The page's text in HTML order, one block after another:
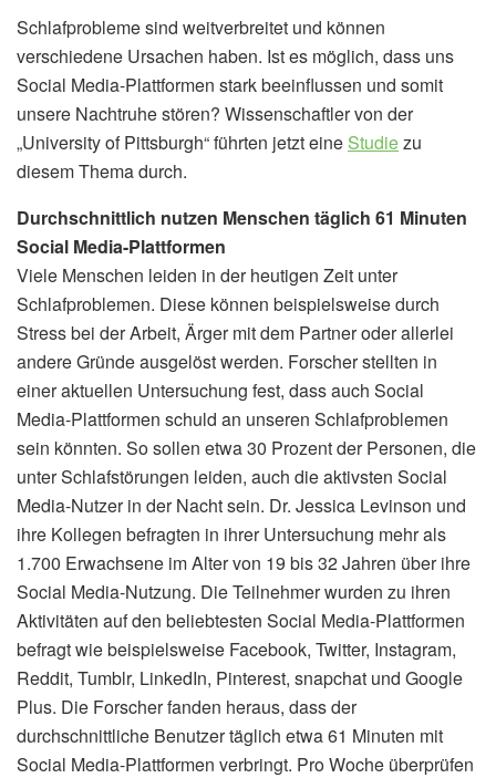
Schlafprobleme sind weitverbreitet und können
verschiedene Ursachen haben. Ist es möglich, dass uns
Social Media-Plattformen stark beeinflussen und somit
unsere Nachtruhe stören? Wissenschaftler von der
„University of Pittsburgh“ führten jetzt eine Studiezu
diesem Thema durch.
Durchschnittlich nutzen Menschen täglich 61 Minuten
Social Media-Plattformen
Viele Menschen leiden in der heutigen Zeit unter
Schlafproblemen. Diese können beispielsweise durch
Stress bei der Arbeit, Ärger mit dem Partner oder allerlei
andere Gründe ausgelöst werden. Forscher stellten in
einer aktuellen Untersuchung fest, dass auch Social
Media-Plattformen schuld an unseren Schlafproblemen
sein könnten. So sollen etwa 30 Prozent der Personen, die
unter Schlafstörungen leiden, auch die aktivsten Social
Media-Nutzer in der Nacht sein. Dr. Jessica Levinson und
ihre Kollegen befragten in ihrer Untersuchung mehr als
1.700 Erwachsene im Alter von 19 bis 32 Jahren über ihre
Social Media-Nutzung. Die Teilnehmer wurden zu ihren
Aktivitäten auf den beliebtesten Social Media-Plattformen
befragt wie beispielsweise Facebook, Twitter, Instagram,
Reddit, Tumblr, LinkedIn, Pinterest, snapchat und Google
Plus. Die Forscher fanden heraus, dass der
durchschnittliche Benutzer täglich etwa 61 Minuten mit
Social Media-Plattformen verbringt. Pro Woche überprüfen